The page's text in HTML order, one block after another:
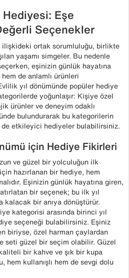
Eşe
Seçenekler
ilişkideki ortak sorumluluğu, birlikte
yaşamı simgeler. Bu nedenle
eşinizin günlük hayatına
de anlamlı ürünleri
yıl dönümünde popüler hediye
yoğunlaşır: Kişiye özel
ürünler ve deneyim odaklı
bulundurarak bu kategorilerin
etkileyici hediyeler bulabilirsiniz.
için Hediye Fikirleri
ve güzel bir yolculuğun ilk
hazırlanan bir hediye, hem
Eşinizin günlük hayatına giren,
bir seçenek; bu ilk yıl
kalacak bir anıya dönüştürür.
kategorisi arasında birinci yıl
seçeneği bulabilirsiniz. Eşiniz
biriyse, özel harman çaylardan
seti güzel bir seçim olabilir. Güzel
bir kahve ve şık bir kupa
hem kullanışlı hem de sevgi dolu